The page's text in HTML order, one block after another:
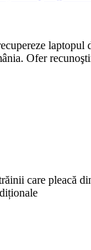
laptopul
Ofer
care pleacă